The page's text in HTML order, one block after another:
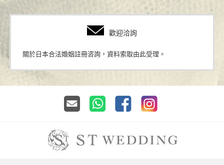
歡迎洽詢
關於日本合法婚姻註冊咨詢，資料索取由此受理。